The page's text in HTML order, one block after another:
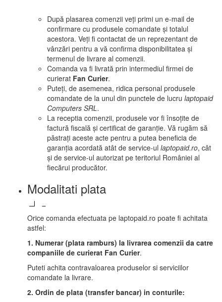
După plasarea comenzii veți primi un e-mail de
confirmare cu produsele comandate și totalul
acestora. Veți fi contactat de un reprezentant de
vânzări pentru a vă confirma disponibilitatea și
termenul de livrare al comenzii.
Comanda va fi livrată prin intermediul firmei de
curierat Fan Curier.
Puteți, de asemenea, ridica personal produsele
comandate de la unul din punctele de lucru laptopaid
Computers SRL.
La receptia comenzii, produsele vor fi însoțite de
factură fiscală și certificat de garanție. Vă rugăm să
păstrați aceste acte pentru a putea beneficia de
garanția acordată atât de service-ul laptopaid.ro, cât
și de service-ul autorizat pe teritoriul României al
fiecărui producător.
Modalitati plata
Orice comanda efectuata pe laptopaid.ro poate fi achitata
astfel:
1. Numerar (plata ramburs) la livrarea comenzii da catre
companiile de curierat Fan Curier.
Puteti achita contravaloarea produselor si serviciilor
comandate la livrare.
2. Ordin de plata (transfer bancar) in conturile: